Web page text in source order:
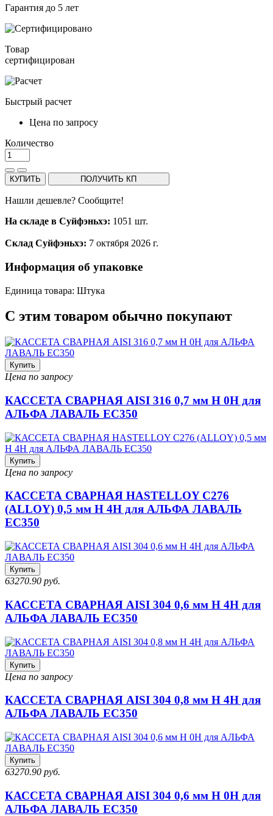
Гарантия до 5 лет
Товар
сертифицирован
Быстрый расчет
Цена по запросу
Количество
КУПИТЬ ПОЛУЧИТЬ КП
Нашли дешевле? Сообщите!
На складе в Суйфэньхэ: 1051 шт.
Склад Суйфэньхэ: 7 октября 2026 г.
Информация об упаковке
Единица товара: Штука
С этим товаром обычно покупают
Купить
Цена по запросу
КАССЕТА СВАРНАЯ AISI 316 0,7 мм H 0H для
АЛЬФА ЛАВАЛЬ EC350
Купить
Цена по запросу
КАССЕТА СВАРНАЯ HASTELLOY C276
(ALLOY) 0,5 мм H 4H для АЛЬФА ЛАВАЛЬ
EC350
Купить
63270.90 руб.
КАССЕТА СВАРНАЯ AISI 304 0,6 мм H 4H для
АЛЬФА ЛАВАЛЬ EC350
Купить
Цена по запросу
КАССЕТА СВАРНАЯ AISI 304 0,8 мм H 4H для
АЛЬФА ЛАВАЛЬ EC350
Купить
63270.90 руб.
КАССЕТА СВАРНАЯ AISI 304 0,6 мм H 0H для
АЛЬФА ЛАВАЛЬ EC350